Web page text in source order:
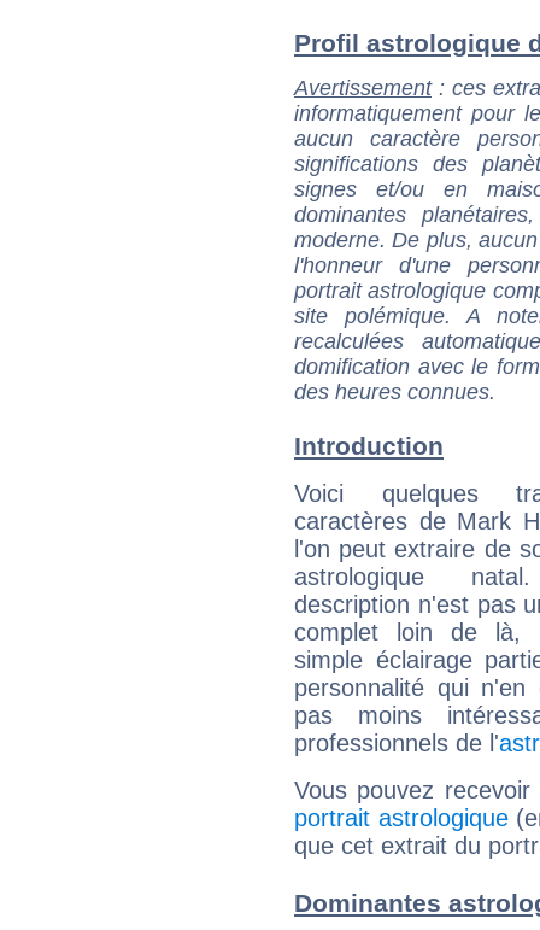
Profil astrologique
Avertissement: ces
informatiquement pour
aucun caractère
significations des
signes et/ou en
dominantes
moderne. De plus,
l'honneur d'une
portrait astrologique
site polémique. A
recalculées
domification avec le
des heures connues.
Introduction
Voici quelques
caractères de Mark
l'on peut extraire de
astrologique
description n'est pas
complet loin de là,
simple éclairage
personnalité qui n'en
pas moins
professionnels de l'
Vous pouvez
portrait astrologique
que cet extrait du
Dominantes